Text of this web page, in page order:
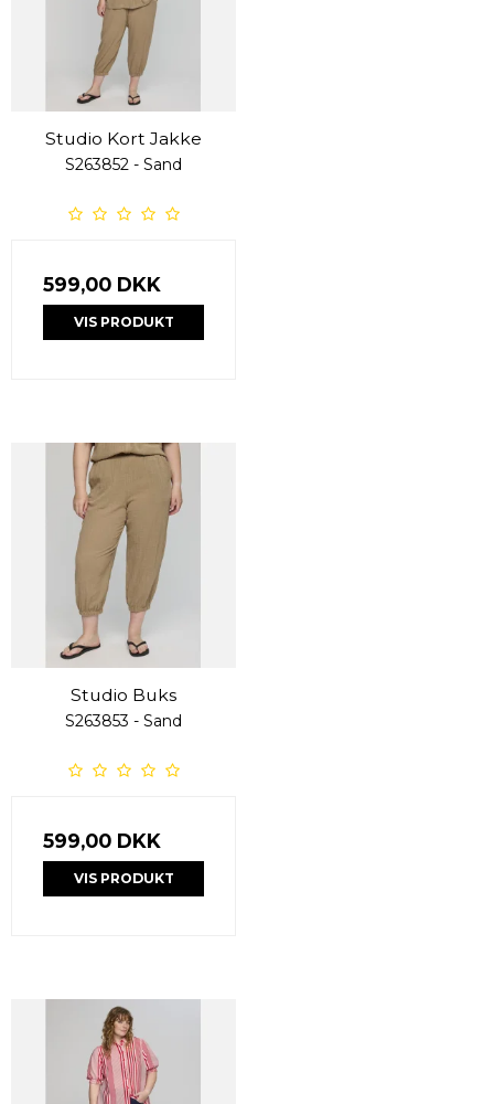
Studio Kort Jakke
S263852 - Sand
599,00 DKK
VIS PRODUKT
Studio Buks
S263853 - Sand
599,00 DKK
VIS PRODUKT